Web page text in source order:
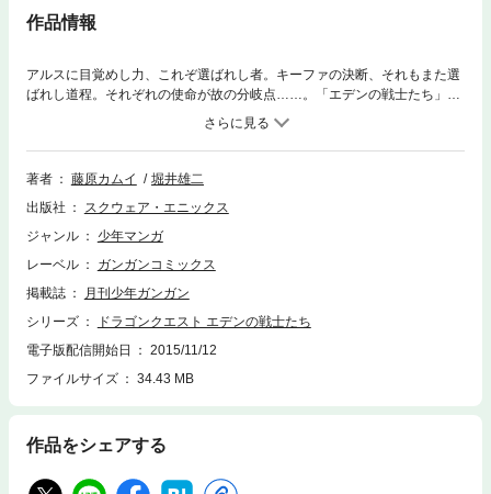
作品情報
アルスに目覚めし力、これぞ選ばれし者。キーファの決断、それもまた選
ばれし道程。それぞれの使命が故の分岐点……。「エデンの戦士たち」第
一部、堂々完結!!(C)2005 Kamui Fujiwara (C)2000 ARMOR PROJECT/BI
RD STUDIO/HEART BEAT/ARTEPIAZZA/SQUARE ENIX All Rights Reser
ved.
著者
藤原カムイ
堀井雄二
出版社
スクウェア・エニックス
ジャンル
少年マンガ
レーベル
ガンガンコミックス
掲載誌
月刊少年ガンガン
シリーズ
ドラゴンクエスト エデンの戦士たち
電子版配信開始日
2015/11/12
ファイルサイズ
34.43 MB
作品をシェアする